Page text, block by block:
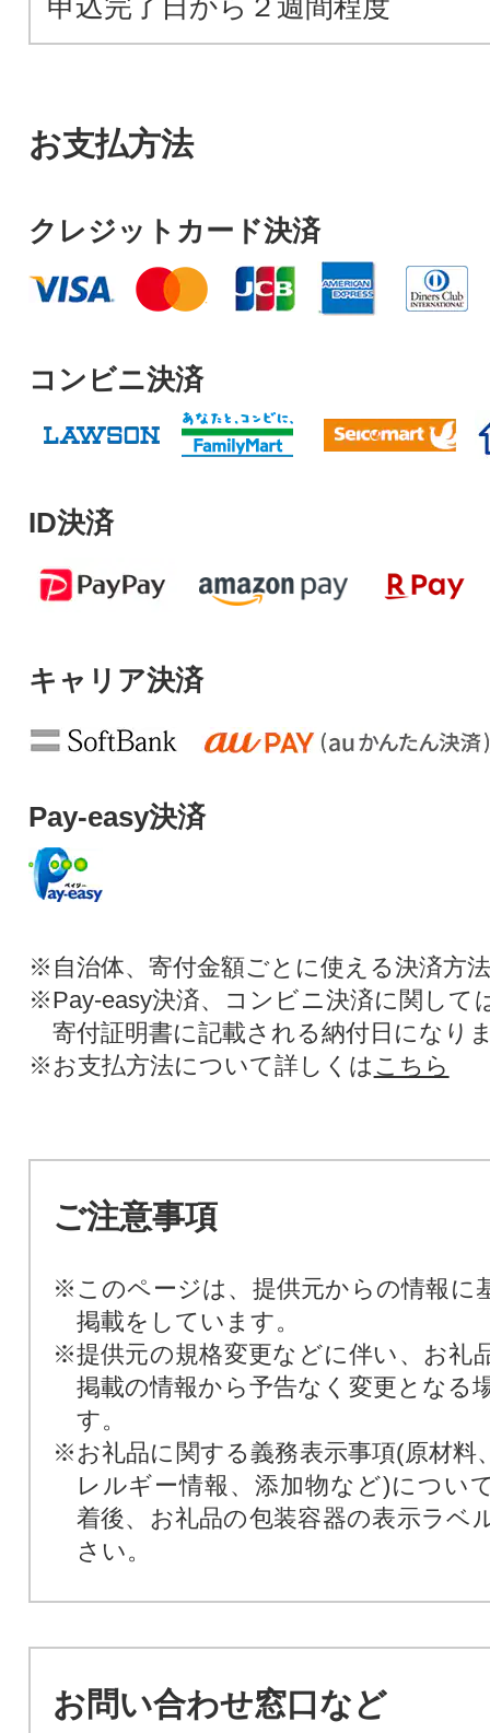
申込完了日から２週間程度
お支払方法
クレジットカード決済
コンビニ決済
ID決済
キャリア決済
Pay-easy決済
※自治体、寄付金額ごとに使える決済方
※Pay-easy決済、コンビニ決済に関して
寄付証明書に記載される納付日になり
※お支払方法について詳しくは こちら
ご注意事項
※このページは、提供元からの情報に
掲載をしています。
※提供元の規格変更などに伴い、お礼
掲載の情報から予告なく変更となる
す。
※お礼品に関する義務表示事項(原材料
レルギー情報、添加物など)につい
着後、お礼品の包装容器の表示ラベ
さい。
お問い合わせ窓口など